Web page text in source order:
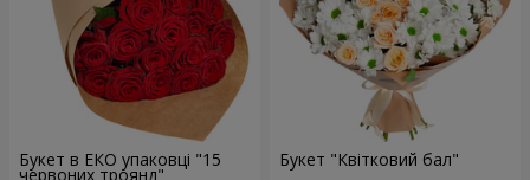
Букет в ЕКО упаковці "15
червоних троянд"
Букет "Квітковий бал"